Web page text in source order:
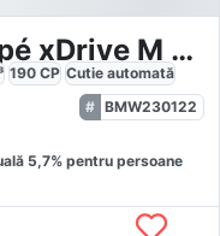
BMW 420d Gran Coupé xDrive M Sport PRO
190 CP Cutie automată
BMW230122
5,7% pentru persoane